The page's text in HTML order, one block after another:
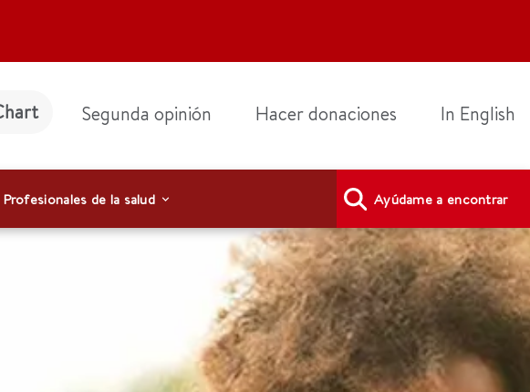
Segunda opinión Hacer donaciones In English
Profesionales de la salud Ayúdame a encontrar